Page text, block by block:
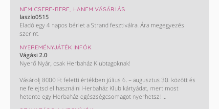
NEM CSERE-BERE, HANEM VÁSÁRLÁS
laszlo0515
Eladó egy 4 napos bérlet a Strand fesztiválra. Ára megegyezés
szerint.
NYEREMÉNYJÁTÉK INFÓK
Vágási 2.0
Nyerő Nyár, csak Herbaház Klubtagoknak!
Vásárolj 8000 Ft feletti értékben július 6. – augusztus 30. között és
ne felejtsd el használni Herbaház Klub kártyádat, mert most
hetente egy Herbaház egészségcsomagot nyerhetsz!